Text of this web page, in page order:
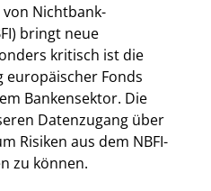
Nichtbank-
bringt neue
kritisch ist die
europäischer Fonds
Bankensektor. Die
Datenzugang über
Risiken aus dem NBFI-
zu können.